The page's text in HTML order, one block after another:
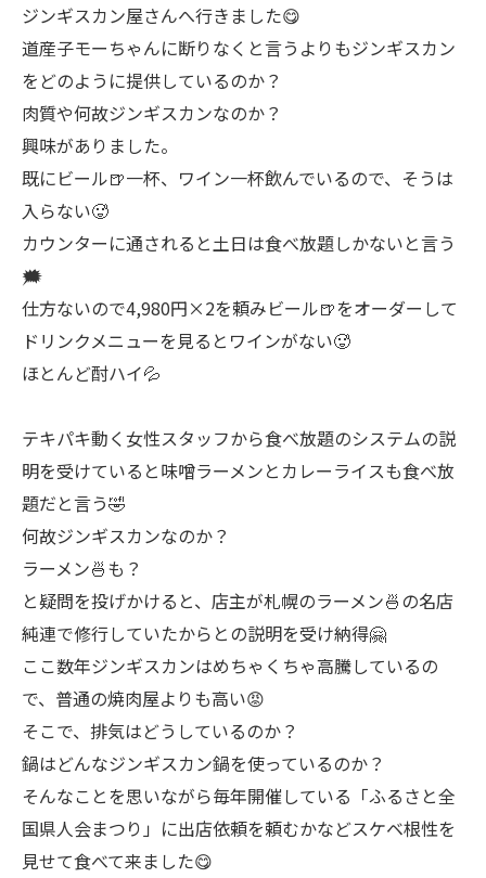
ジンギスカン屋さんへ行きました😋
道産子モーちゃんに断りなくと言うよりもジンギスカン
をどのように提供しているのか？
肉質や何故ジンギスカンなのか？
興味がありました。
既にビール🍺一杯、ワイン一杯飲んでいるので、そうは
入らない🥵
カウンターに通されると土日は食べ放題しかないと言う
🗯
仕方ないので4,980円×2を頼みビール🍺をオーダーして
ドリンクメニューを見るとワインがない🥵
ほとんど酎ハイ💦
テキパキ動く女性スタッフから食べ放題のシステムの説
明を受けていると味噌ラーメンとカレーライスも食べ放
題だと言う🤣
何故ジンギスカンなのか？
ラーメン🍜も？
と疑問を投げかけると、店主が札幌のラーメン🍜の名店
純連で修行していたからとの説明を受け納得🤗
ここ数年ジンギスカンはめちゃくちゃ高騰しているの
で、普通の焼肉屋よりも高い😡
そこで、排気はどうしているのか？
鍋はどんなジンギスカン鍋を使っているのか？
そんなことを思いながら毎年開催している「ふるさと全
国県人会まつり」に出店依頼を頼むかなどスケベ根性を
見せて食べて来ました😋